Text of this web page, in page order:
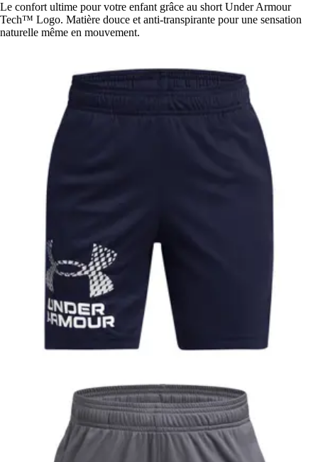
Le confort ultime pour votre enfant grâce au short Under Armour
Tech™ Logo. Matière douce et anti-transpirante pour une sensation
naturelle même en mouvement.